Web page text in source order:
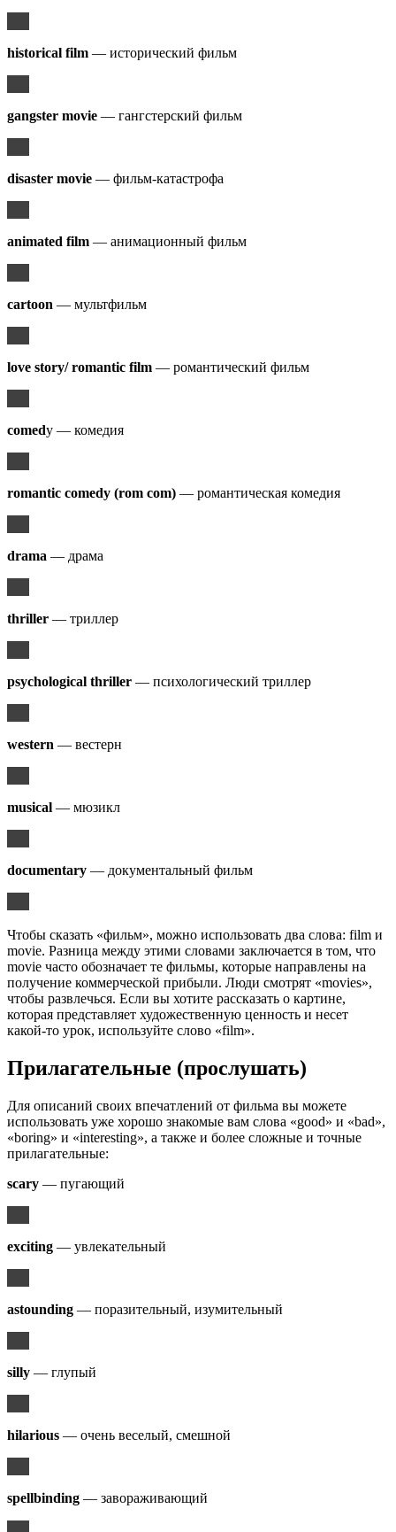
historical film — исторический фильм
gangster movie — гангстерский фильм
disaster movie — фильм-катастрофа
animated film — анимационный фильм
cartoon — мультфильм
love story/ romantic film — романтический фильм
comedy — комедия
romantic comedy (rom com) — романтическая комедия
drama — драма
thriller — триллер
psychological thriller — психологический триллер
western — вестерн
musical — мюзикл
documentary — документальный фильм
Чтобы сказать «фильм», можно использовать два слова: film и
movie. Разница между этими словами заключается в том, что
movie часто обозначает те фильмы, которые направлены на
получение коммерческой прибыли. Люди смотрят «movies»,
чтобы развлечься. Если вы хотите рассказать о картине,
которая представляет художественную ценность и несет
какой-то урок, используйте слово «film».
Прилагательные (прослушать)
Для описаний своих впечатлений от фильма вы можете
использовать уже хорошо знакомые вам слова «good» и «bad»,
«boring» и «interesting», а также и более сложные и точные
прилагательные:
scary — пугающий
exciting — увлекательный
astounding — поразительный, изумительный
silly — глупый
hilarious — очень веселый, смешной
spellbinding — завораживающий